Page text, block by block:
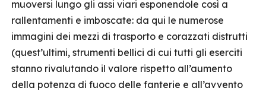
muoversi lungo gli assi viari esponendole così a
rallentamenti e imboscate: da qui le numerose
immagini dei mezzi di trasporto e corazzati distrutti
(quest’ultimi, strumenti bellici di cui tutti gli eserciti
stanno rivalutando il valore rispetto all’aumento
della potenza di fuoco delle fanterie e all’avvento